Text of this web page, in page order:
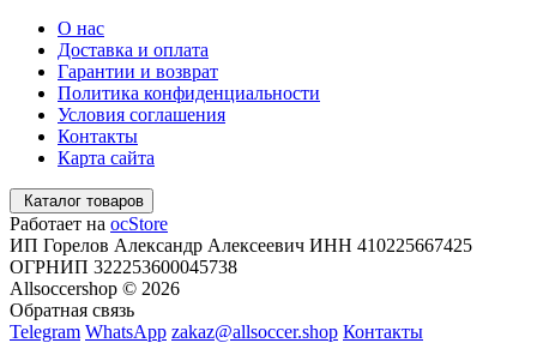
О нас
Доставка и оплата
Гарантии и возврат
Политика конфиденциальности
Условия соглашения
Контакты
Карта сайта
Каталог товаров
Работает на ocStore
ИП Горелов Александр Алексеевич ИНН 410225667425
ОГРНИП 322253600045738
Allsoccershop © 2026
Обратная связь
Telegram WhatsApp zakaz@allsoccer.shop Контакты